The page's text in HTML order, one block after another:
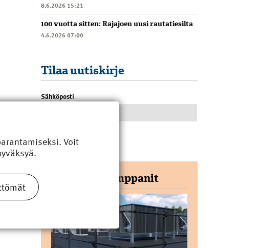
8.6.2026 15:21
100 vuotta sitten: Rajajoen uusi rautatiesilta
4.6.2026 07:00
Tilaa uutiskirje
Sähköposti
Yhteistyökumppanit
Voit